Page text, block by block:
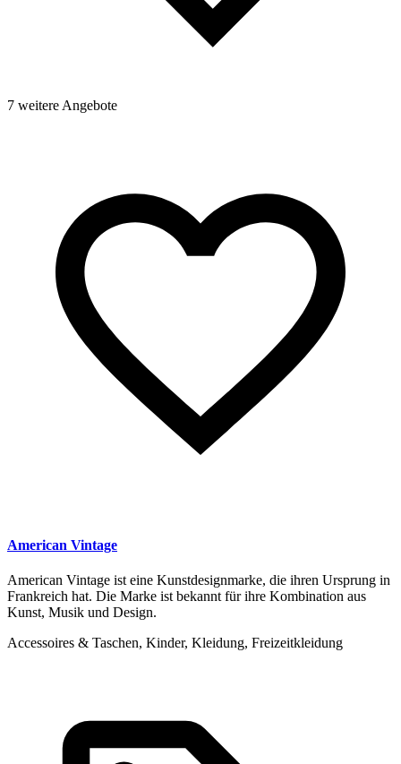
7 weitere Angebote
American Vintage
American Vintage ist eine Kunstdesignmarke, die ihren Ursprung in
Frankreich hat. Die Marke ist bekannt für ihre Kombination aus
Kunst, Musik und Design.
Accessoires & Taschen, Kinder, Kleidung, Freizeitkleidung